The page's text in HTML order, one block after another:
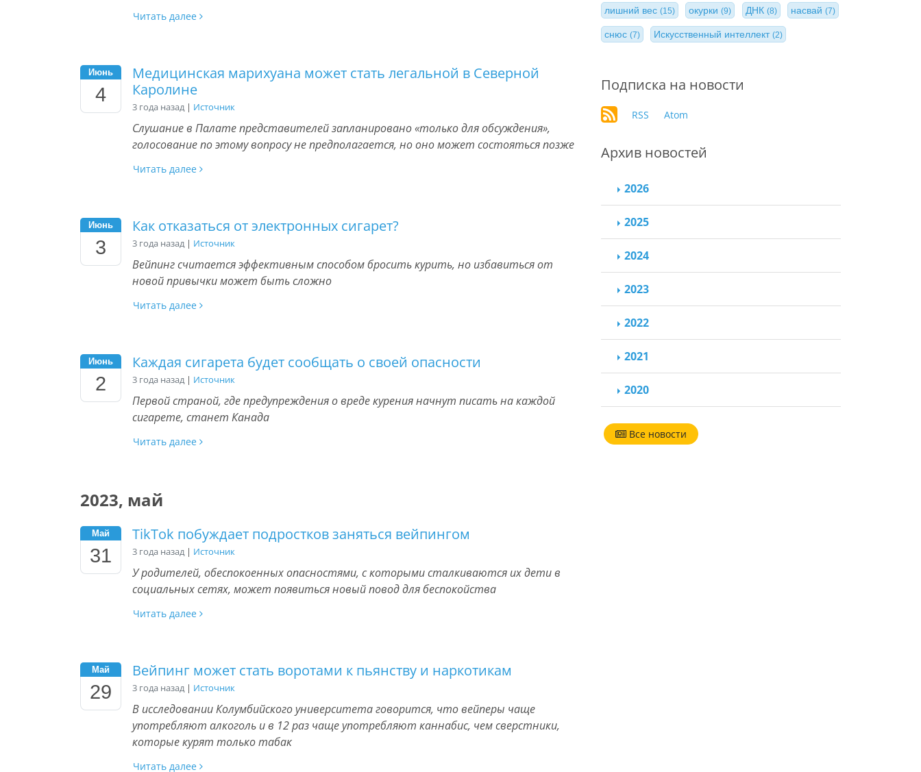
Читать далее
Июнь
4
Медицинская марихуана может стать легальной в Северной
Каролине
3 года назад | Источник
Слушание в Палате представителей запланировано «только для обсуждения»,
голосование по этому вопросу не предполагается, но оно может состояться позже
Читать далее
Июнь
3
Как отказаться от электронных сигарет?
3 года назад | Источник
Вейпинг считается эффективным способом бросить курить, но избавиться от
новой привычки может быть сложно
Читать далее
Июнь
2
Каждая сигарета будет сообщать о своей опасности
3 года назад | Источник
Первой страной, где предупреждения о вреде курения начнут писать на каждой
сигарете, станет Канада
Читать далее
2023, май
Май
31
TikTok побуждает подростков заняться вейпингом
3 года назад | Источник
У родителей, обеспокоенных опасностями, с которыми сталкиваются их дети в
социальных сетях, может появиться новый повод для беспокойства
Читать далее
Май
29
Вейпинг может стать воротами к пьянству и наркотикам
3 года назад | Источник
В исследовании Колумбийского университета говорится, что вейперы чаще
употребляют алкоголь и в 12 раз чаще употребляют каннабис, чем сверстники,
которые курят только табак
Читать далее
лишний вес (15) окурки(9) ДНК (8) насвай(7)
снюс (7) Искусственный интеллект(2)
Подписка на новости
RSS Atom
Архив новостей
2026
2025
2024
2023
2022
2021
2020
Все новости